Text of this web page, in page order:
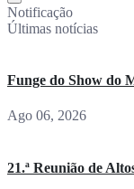
Notificação
Últimas notícias
Funge do Show do
Ago 06, 2026
21.ª Reunião de